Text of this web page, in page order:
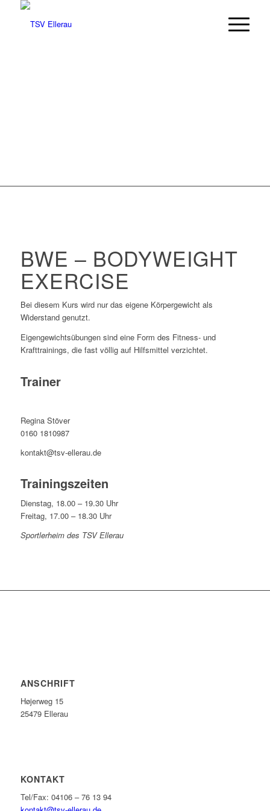
BWE – BODYWEIGHT
EXERCISE
Bei diesem Kurs wird nur das eigene Körpergewicht als
Widerstand genutzt.
Eigengewichtsübungen sind eine Form des Fitness- und
Krafttrainings, die fast völlig auf Hilfsmittel verzichtet.
Trainer
Regina Stöver
0160 1810987
kontakt@tsv-ellerau.de
Trainingszeiten
Dienstag, 18.00 – 19.30 Uhr
Freitag, 17.00 – 18.30 Uhr
Sportlerheim des TSV Ellerau
ANSCHRIFT
Højerweg 15
25479 Ellerau
KONTAKT
Tel/Fax: 04106 – 76 13 94